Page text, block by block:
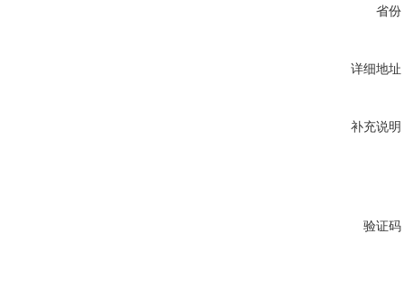
省份
详细地址
补充说明
验证码